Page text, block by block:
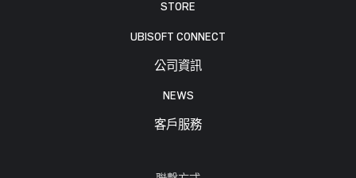
STORE
UBISOFT CONNECT
公司資訊
NEWS
客戶服務